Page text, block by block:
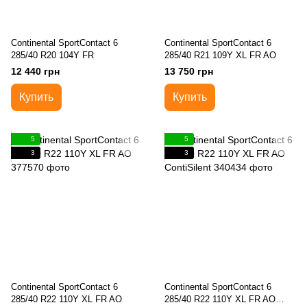
Continental SportContact 6
285/40 R20 104Y FR
12 440 грн
Купить
Continental SportContact 6
285/40 R21 109Y XL FR AO
13 750 грн
Купить
5
3
Continental SportContact 6
285/40 R22 110Y XL FR AO
5
3
Continental SportContact 6
285/40 R22 110Y XL FR AO